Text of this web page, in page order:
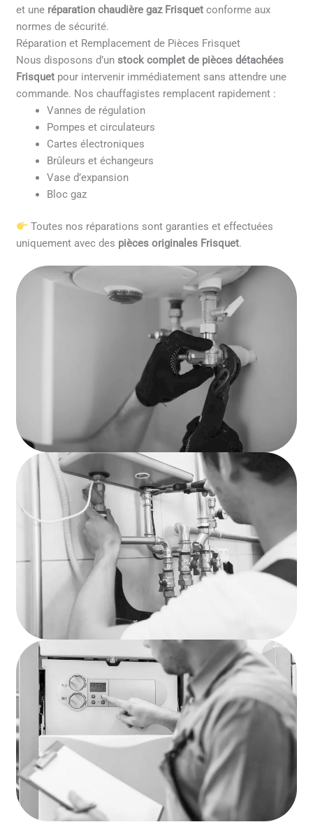
et une réparation chaudière gaz Frisquet conforme aux
normes de sécurité.
Réparation et Remplacement de Pièces Frisquet
Nous disposons d’unstock complet de pièces détachées
Frisquet pour intervenir immédiatement sans attendre une
commande. Nos chauffagistes remplacent rapidement :
Vannes de régulation
Pompes et circulateurs
Cartes électroniques
Brûleurs et échangeurs
Vase d’expansion
Bloc gaz
Toutes nos réparations sont garanties et effectuées
uniquement avec des pièces originales Frisquet.